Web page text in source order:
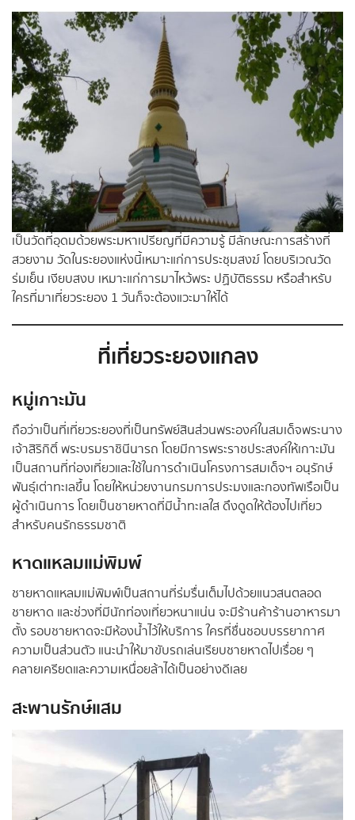
เป็นวัดที่อุดมด้วยพระมหาเปรียญที่มีความรู้ มีลักษณะการสร้างที่
สวยงาม วัดในระยองแห่งนี้เหมาะแก่การประชุมสงฆ์ โดยบริเวณวัด
ร่มเย็น เงียบสงบ เหมาะแก่การมาไหว้พระ ปฏิบัติธรรม หรือสำหรับ
ใครที่มาเที่ยวระยอง 1 วันก็จะต้องแวะมาให้ได้
ที่เที่ยวระยองแกลง
หมู่เกาะมัน
ถือว่าเป็นที่เที่ยวระยองที่เป็นทรัพย์สินส่วนพระองค์ในสมเด็จพระนาง
เจ้าสิริกิติ์ พระบรมราชินีนารถ โดยมีการพระราชประสงค์ให้เกาะมัน
เป็นสถานที่ท่องเที่ยวและใช้ในการดำเนินโครงการสมเด็จฯ อนุรักษ์
พันธุ์เต่าทะเลขึ้น โดยให้หน่วยงานกรมการประมงและกองทัพเรือเป็น
ผู้ดำเนินการ โดยเป็นชายหาดที่มีน้ำทะเลใส ดึงดูดให้ต้องไปเที่ยว
สำหรับคนรักธรรมชาติ
หาดแหลมแม่พิมพ์
ชายหาดแหลมแม่พิมพ์เป็นสถานที่ร่มรื่นเต็มไปด้วยแนวสนตลอด
ชายหาด และช่วงที่มีนักท่องเที่ยวหนาแน่น จะมีร้านค้าร้านอาหารมา
ตั้ง รอบชายหาดจะมีห้องน้ำไว้ให้บริการ ใครที่ชื่นชอบบรรยากาศ
ความเป็นส่วนตัว แนะนำให้มาขับรถเล่นเรียบชายหาดไปเรื่อย ๆ
คลายเครียดและความเหนื่อยล้าได้เป็นอย่างดีเลย
สะพานรักษ์แสม